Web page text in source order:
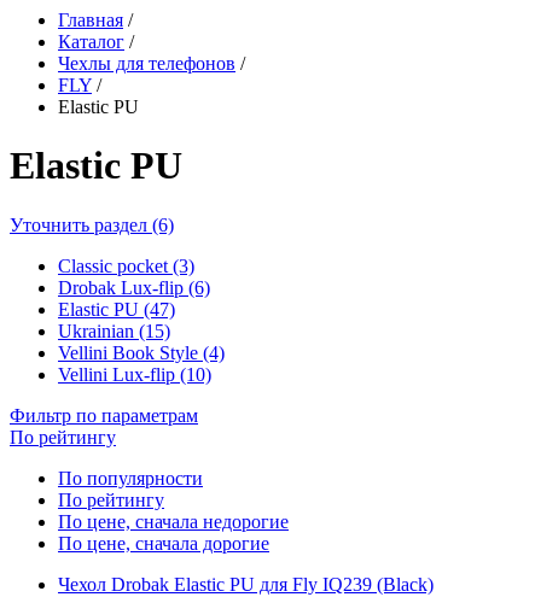
Главная /
Каталог /
Чехлы для телефонов /
FLY /
Elastic PU
Elastic PU
Уточнить раздел (6)
Classic pocket (3)
Drobak Lux-flip (6)
Elastic PU (47)
Ukrainian (15)
Vellini Book Style (4)
Vellini Lux-flip (10)
Фильтр по параметрам
По рейтингу
По популярности
По рейтингу
По цене, сначала недорогие
По цене, сначала дорогие
Чехол Drobak Elastic PU для Fly IQ239 (Black)